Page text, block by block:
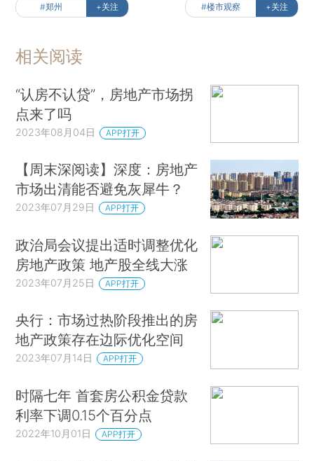
#郑州 +关注 #楼市观察 +关注
相关阅读
“认房不认贷”，房地产市场拐
点来了吗
2023年08月04日 APP打开
【周末深阅读】深度：房地产
市场出清能否避免灰犀牛？
2023年07月29日 APP打开
政治局会议提出适时调整优化
房地产政策 地产股全线大涨
2023年07月25日 APP打开
央行：市场过热阶段推出的房
地产政策存在边际优化空间
2023年07月14日 APP打开
时隔七年 首套房公积金贷款
利率下调0.15个百分点
2022年10月01日 APP打开